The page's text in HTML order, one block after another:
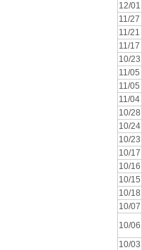
12/01
11/27
11/21
11/17
10/23
11/05
11/05
11/04
10/28
10/24
10/23
10/17
10/16
10/15
10/18
10/07
10/06
10/03